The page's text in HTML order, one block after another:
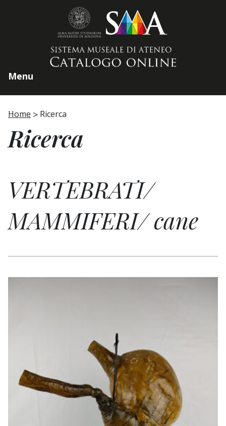
Menu
Home Ricerca
Ricerca
VERTEBRATI/
MAMMIFERI/ cane